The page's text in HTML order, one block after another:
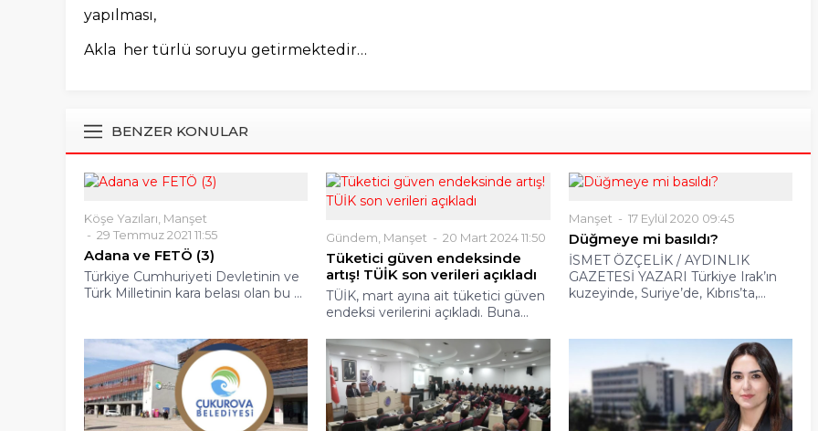
yapılması,
Akla her türlü soruyu getirmektedir…
BENZER KONULAR
Köşe Yazıları Manşet
29 Temmuz 2021 11:55
Adana ve FETÖ (3)
Türkiye Cumhuriyeti Devletinin ve
Türk Milletinin kara belası olan bu ...
Gündem Manşet 20 Mart 2024 11:50
Tüketici güven endeksinde
artış! TÜİK son verileri açıkladı
TÜİK, mart ayına ait tüketici güven
endeksi verilerini açıkladı. Buna...
Manşet 17 Eylül 2020 09:45
Düğmeye mi basıldı?
İSMET ÖZÇELİK / AYDINLIK
GAZETESİ YAZARI Türkiye Irak’ın
kuzeyinde, Suriye’de, Kıbrıs’ta,...